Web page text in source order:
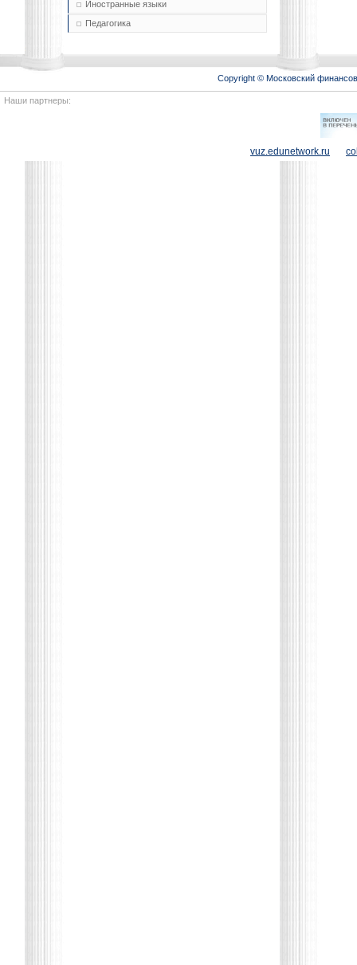
Иностранные языки
Педагогика
Copyright © Московский
Наши партнеры:
vuz.edunetwork.ru